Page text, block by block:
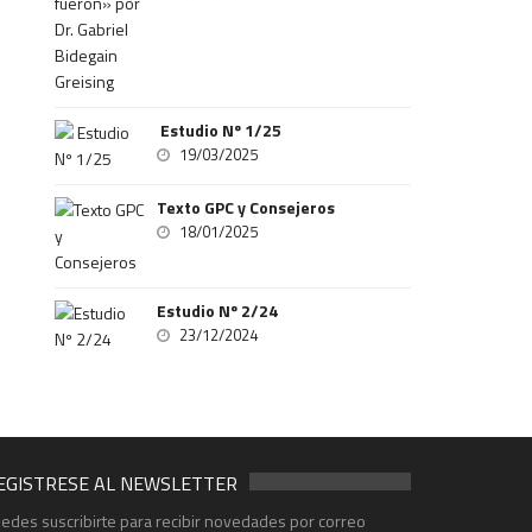
Estudio Nº 1/25
19/03/2025
Texto GPC y Consejeros
18/01/2025
Estudio Nº 2/24
23/12/2024
AL NEWSLETTER
suscribirte para recibir novedades por correo